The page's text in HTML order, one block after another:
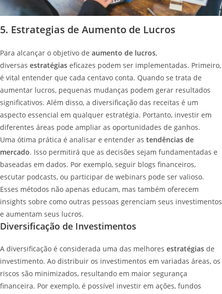
5. Estrategias de Aumento de Lucros
Para alcançar o objetivo de aumento de lucros,
diversas estratégias eficazes podem ser implementadas. Primeiro,
é vital entender que cada centavo conta. Quando se trata de
aumentar lucros, pequenas mudanças podem gerar resultados
significativos. Além disso, a diversificação das receitas é um
aspecto essencial em qualquer estratégia. Portanto, investir em
diferentes áreas pode ampliar as oportunidades de ganhos.
Uma ótima prática é analisar e entender as tendências de
mercado. Isso permitirá que as decisões sejam fundamentadas e
baseadas em dados. Por exemplo, seguir blogs financeiros,
escutar podcasts, ou participar de webinars pode ser valioso.
Esses métodos não apenas educam, mas também oferecem
insights sobre como outras pessoas gerenciam seus investimentos
e aumentam seus lucros.
Diversificação de Investimentos
A diversificação é considerada uma das melhores estratégias de
investimento. Ao distribuir os investimentos em variadas áreas, os
riscos são minimizados, resultando em maior segurança
financeira. Por exemplo, é possível investir em ações, fundos